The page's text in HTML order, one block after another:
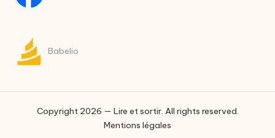
Babelio
Copyright 2026 — Lire et sortir. All rights reserved.
Mentions légales